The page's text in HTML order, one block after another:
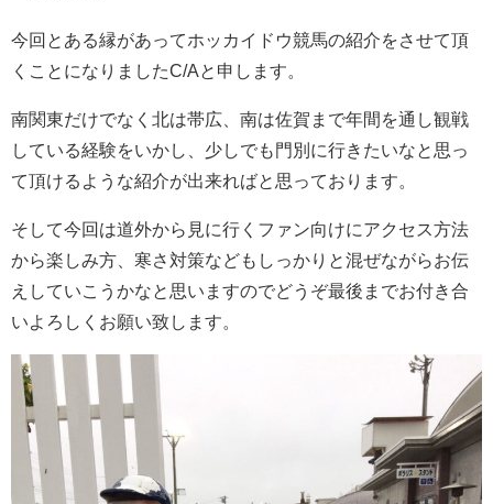
今回とある縁があってホッカイドウ競馬の紹介をさせて頂
くことになりましたC/Aと申します。
南関東だけでなく北は帯広、南は佐賀まで年間を通し観戦
している経験をいかし、少しでも門別に行きたいなと思っ
て頂けるような紹介が出来ればと思っております。
そして今回は道外から見に行くファン向けにアクセス方法
から楽しみ方、寒さ対策などもしっかりと混ぜながらお伝
えしていこうかなと思いますのでどうぞ最後までお付き合
いよろしくお願い致します。